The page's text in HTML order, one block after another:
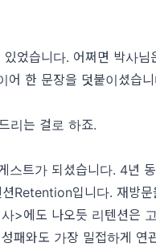
었습니다. 어쩌면 박사님
어 한 문장을 덧붙이셨습
리는 걸로 하죠.
스트가 되셨습니다. 4년
Retention입니다. 재방문
>에도 나오듯 리텐션은
패와도 가장 밀접하게 연